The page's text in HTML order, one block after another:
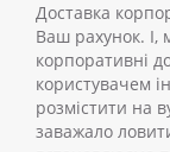
Доставка
Ваш рахунок. І,
корпоративні
користувачем
розмістити на
заважало